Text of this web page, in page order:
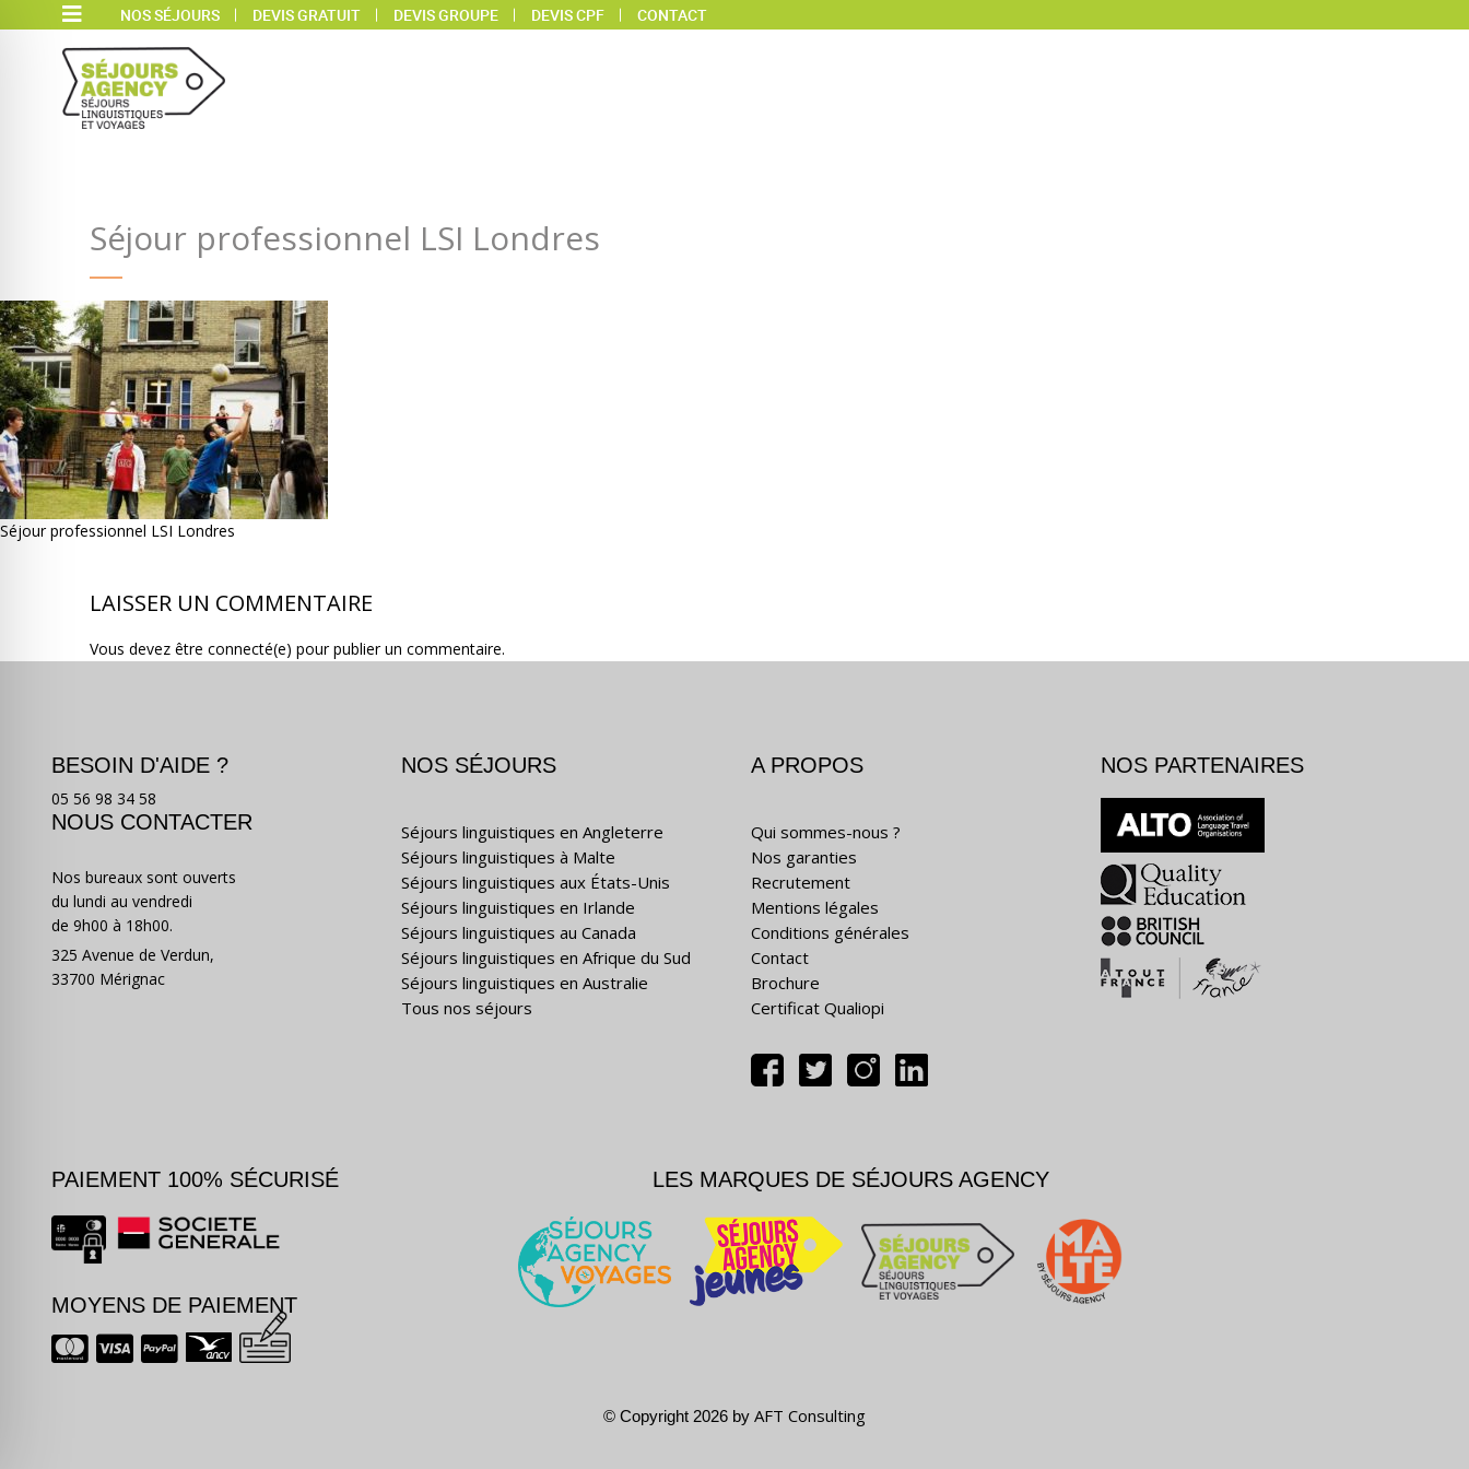
NOS SÉJOURS DEVIS GRATUIT DEVIS GROUPE DEVIS CPF CONTACT
Séjour professionnel LSI Londres
Séjour professionnel LSI Londres
LAISSER UN COMMENTAIRE
Vous devez être connecté(e) pour publier un commentaire.
BESOIN D'AIDE ?
05 56 98 34 58
NOUS CONTACTER
Nos bureaux sont ouverts
du lundi au vendredi
de 9h00 à 18h00.
325 Avenue de Verdun,
33700 Mérignac
NOS SÉJOURS
Séjours linguistiques en Angleterre
Séjours linguistiques à Malte
Séjours linguistiques aux États-Unis
Séjours linguistiques en Irlande
Séjours linguistiques au Canada
Séjours linguistiques en Afrique du Sud
Séjours linguistiques en Australie
Tous nos séjours
A PROPOS
Qui sommes-nous ?
Nos garanties
Recrutement
Mentions légales
Conditions générales
Contact
Brochure
Certificat Qualiopi
NOS PARTENAIRES
PAIEMENT 100% SÉCURISÉ
MOYENS DE PAIEMENT
LES MARQUES DE SÉJOURS AGENCY
© Copyright 2026 by AFT Consulting